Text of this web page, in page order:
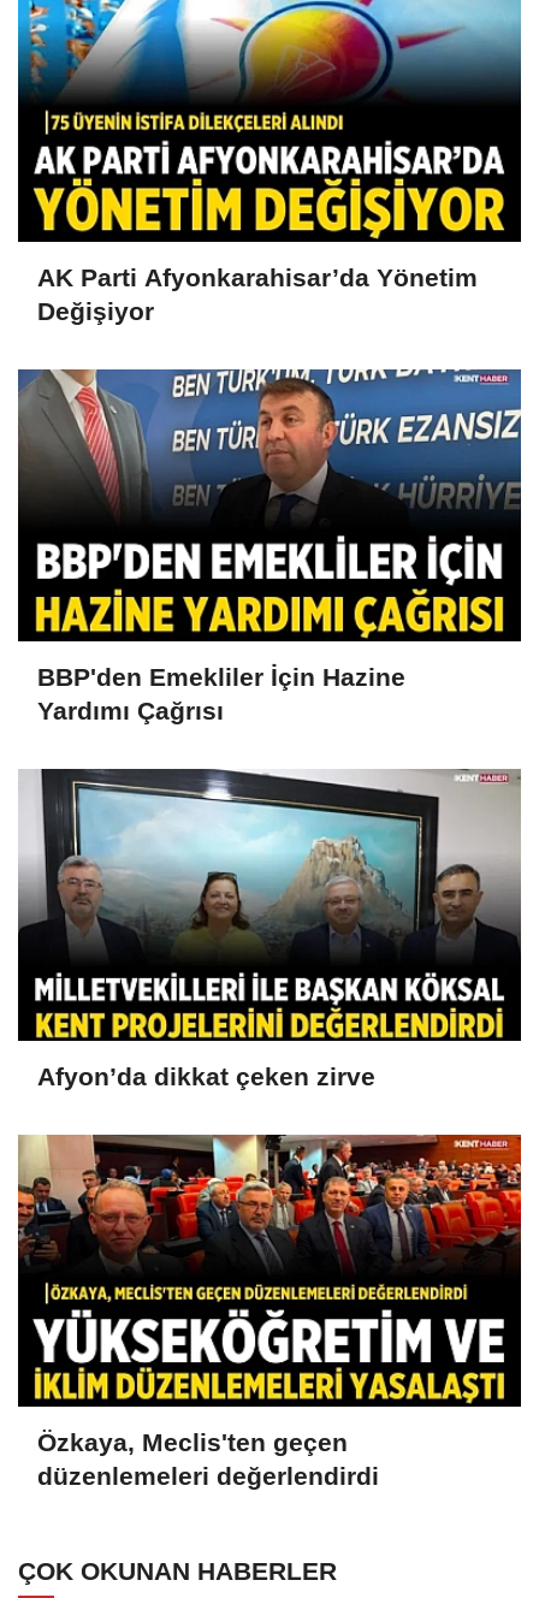
AK Parti Afyonkarahisar’da Yönetim
Değişiyor
BBP'den Emekliler İçin Hazine
Yardımı Çağrısı
Afyon’da dikkat çeken zirve
Özkaya, Meclis'ten geçen
düzenlemeleri değerlendirdi
ÇOK OKUNAN HABERLER